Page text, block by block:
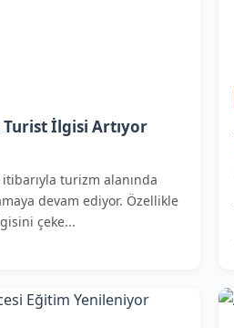
Turist İlgisi Artıyor
turizm alanında
devam ediyor. Özellikle
çeke...